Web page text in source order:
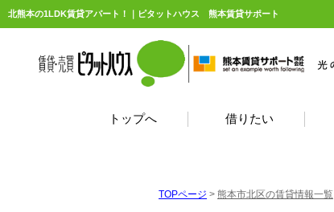
北熊本の1LDK賃貸アパート！｜ピタットハウス 熊本賃貸サポート
トップへ 借りたい
TOPページ > 熊本市北区の賃貸情報一覧